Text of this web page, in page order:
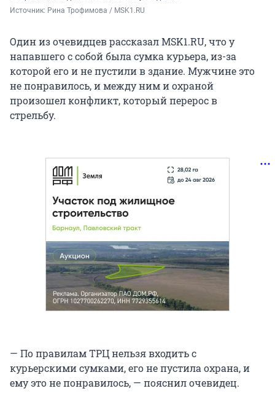
Источник: Рина Трофимова / MSK1.RU
Один из очевидцев рассказал MSK1.RU, что у
напавшего с собой была сумка курьера, из-за
которой его и не пустили в здание. Мужчине это
не понравилось, и между ним и охраной
произошел конфликт, который перерос в
стрельбу.
— По правилам ТРЦ нельзя входить с
курьерскими сумками, его не пустила охрана, и
ему это не понравилось, — пояснил очевидец.